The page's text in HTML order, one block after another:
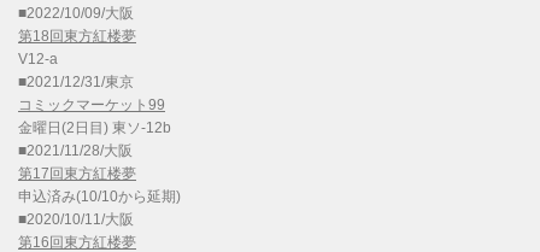
■2022/10/09/大阪
第18回東方紅楼夢
V12-a
■2021/12/31/東京
コミックマーケット99
金曜日(2日目) 東ソ-12b
■2021/11/28/大阪
第17回東方紅楼夢
申込済み(10/10から延期)
■2020/10/11/大阪
第16回東方紅楼夢